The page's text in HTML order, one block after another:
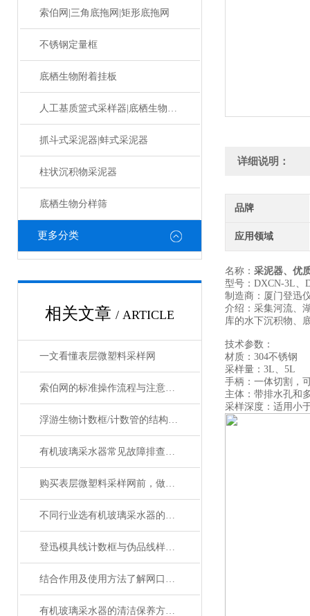
索伯网|三角底拖网|矩形底拖网
不锈钢定量框
底栖生物附着挂板
人工基质篮式采样器|底栖生物挂板
抓斗式采泥器|蚌式采泥器
柱状沉积物采泥器
底栖生物分样筛
更多分类
相关文章 / ARTICLE
一文看懂表层微塑料采样网
索伯网的标准操作流程与注意事项全解析
浮游生物计数框/计数管的结构设计及操作使用技术
有机玻璃采水器常见故障排查与密封性能检测方法
购买表层微塑料采样网前，做好攻略了吗
不同行业选有机玻璃采水器的秘籍：根据需求精准匹配
登迅模具线计数框与伪品线样的质量比较
结合作用及使用方法了解网口流量计
有机玻璃采水器的清洁保养方法有哪些？
详细说明：
品牌
应用领域
名称： 采泥器、优
型号：DXCN-3L、
制造商：厦门登迅
介绍：采集河流、
库的水下沉积物、
技术参数：
材质：304不锈钢
采样量：3L、5L
手柄：一体切割，
主体：带排水孔和
采样深度：适用小